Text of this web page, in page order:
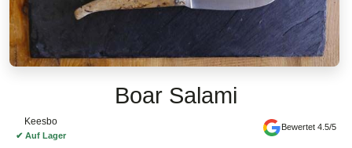
Boar Salami
Keesbo
✔ Auf Lager
Bewertet 4.5/5